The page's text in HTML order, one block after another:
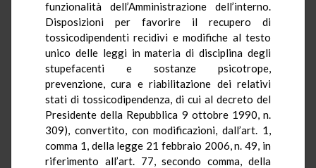
funzionalità dell’Amministrazione dell’interno.
Disposizioni per favorire il recupero di
tossicodipendenti recidivi e modifiche al testo
unico delle leggi in materia di disciplina degli
stupefacenti e sostanze psicotrope,
prevenzione, cura e riabilitazione dei relativi
stati di tossicodipendenza, di cui al decreto del
Presidente della Repubblica 9 ottobre 1990, n.
309), convertito, con modificazioni, dall’art. 1,
comma 1, della legge 21 febbraio 2006, n. 49, in
riferimento all’art. 77, secondo comma, della